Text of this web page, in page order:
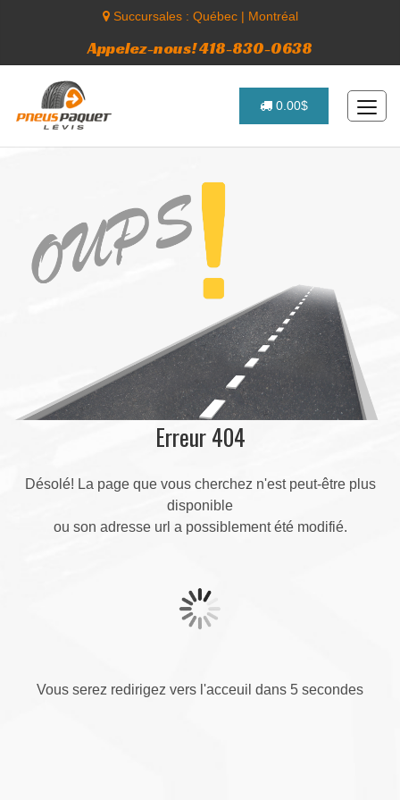
Succursales : Québec| Montréal
Appelez-nous! 418-830-0638
0.00$
Erreur 404
Désolé! La page que vous cherchez n'est peut-être plus
disponible
ou son adresse url a possiblement été modifié.
Vous serez redirigez vers l'acceuil dans 5 secondes